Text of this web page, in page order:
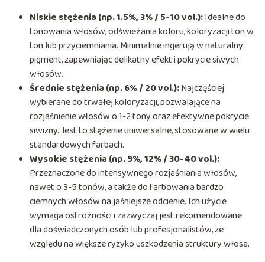
Niskie stężenia (np. 1.5%, 3% / 5-10 vol.):Idealne do
tonowania włosów, odświeżania koloru, koloryzacji ton w
ton lub przyciemniania. Minimalnie ingerują w naturalny
pigment, zapewniając delikatny efekt i pokrycie siwych
włosów.
Średnie stężenia (np. 6% / 20 vol.):Najczęściej
wybierane do trwałej koloryzacji, pozwalające na
rozjaśnienie włosów o 1-2 tony oraz efektywne pokrycie
siwizny. Jest to stężenie uniwersalne, stosowane w wielu
standardowych farbach.
Wysokie stężenia (np. 9%, 12% / 30-40 vol.):
Przeznaczone do intensywnego rozjaśniania włosów,
nawet o 3-5 tonów, a także do farbowania bardzo
ciemnych włosów na jaśniejsze odcienie. Ich użycie
wymaga ostrożności i zazwyczaj jest rekomendowane
dla doświadczonych osób lub profesjonalistów, ze
względu na większe ryzyko uszkodzenia struktury włosa.